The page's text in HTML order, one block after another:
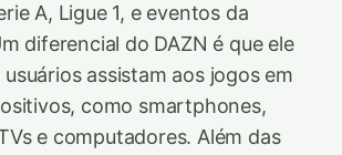
A, Ligue 1, e eventos da
diferencial do DAZN é que ele
assistam aos jogos em
como smartphones,
e computadores. Além das